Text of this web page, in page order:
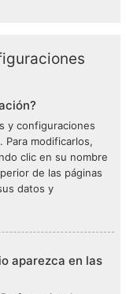
y configuraciones
modificarlos,
clic en su nombre
de las páginas
datos y
aparezca en las